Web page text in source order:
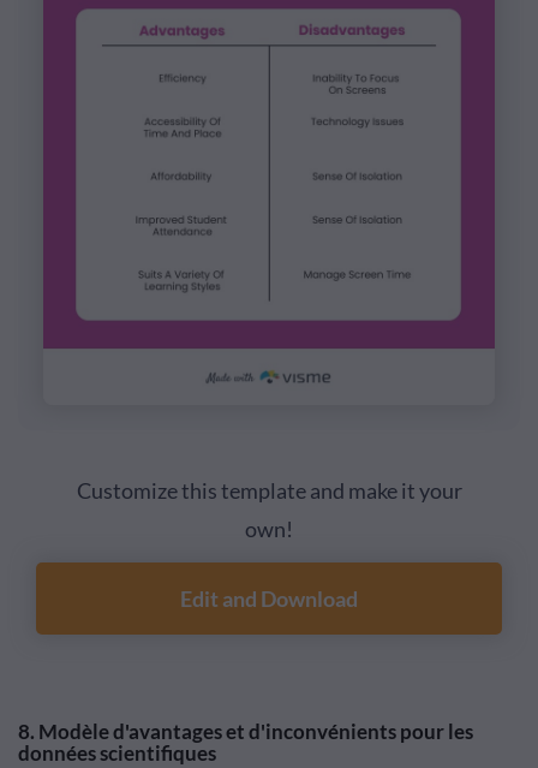
Customize this template and make it your
own!
Edit and Download
8. Modèle d'avantages et d'inconvénients pour les
données scientifiques